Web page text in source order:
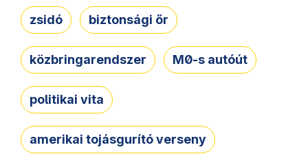
zsidó biztonsági őr
közbringarendszer M0-s autóút
politikai vita
amerikai tojásgurító verseny